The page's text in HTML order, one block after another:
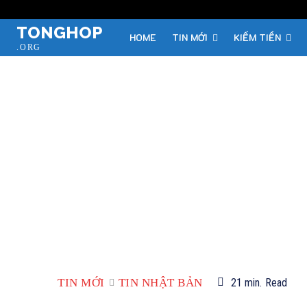
TONGHOP
.ORG
HOME TIN MỚI KIẾM TIỀN
TIN MỚI TIN NHẬT BẢN 21 min. Read